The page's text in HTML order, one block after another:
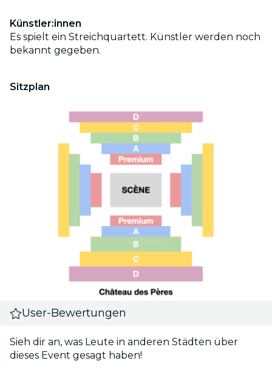
Künstler:innen
Es spielt ein Streichquartett. Künstler werden noch
bekannt gegeben.
Sitzplan
User-Bewertungen
Sieh dir an, was Leute in anderen Städten über
dieses Event gesagt haben!